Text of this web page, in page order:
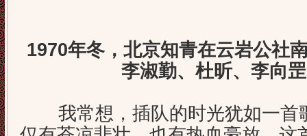
1970年冬，北京知青在云岩公社
李淑勤、杜昕、李向
我常想，插队的时光犹如一首